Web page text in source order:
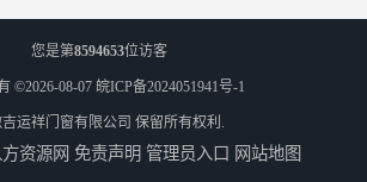
您是第8594653位访客
©2026-08-07 皖ICP备2024051941号-1
运祥门窗有限公司 保留所有权利.
方资源网 免责声明 管理员入口 网站地图